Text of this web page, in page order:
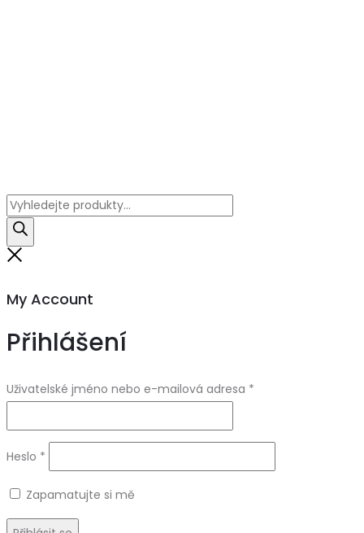
Products
search
My Account
Přihlášení
Uživatelské jméno nebo e-mailová adresa *
Heslo *
Zapamatujte si mě